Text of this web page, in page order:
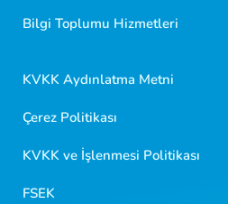
Bilgi Toplumu Hizmetleri
KVKK Aydınlatma Metni
Çerez Politikası
KVKK ve İşlenmesi Politikası
FSEK
Kısa sorular sorabilir veya